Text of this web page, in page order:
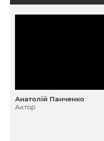
Анатолiй Панченко
Актор